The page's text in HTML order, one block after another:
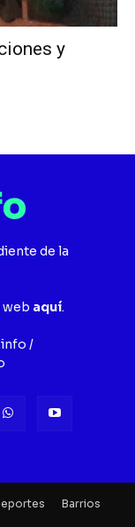
y
de la
web aquí.
/
Barrios